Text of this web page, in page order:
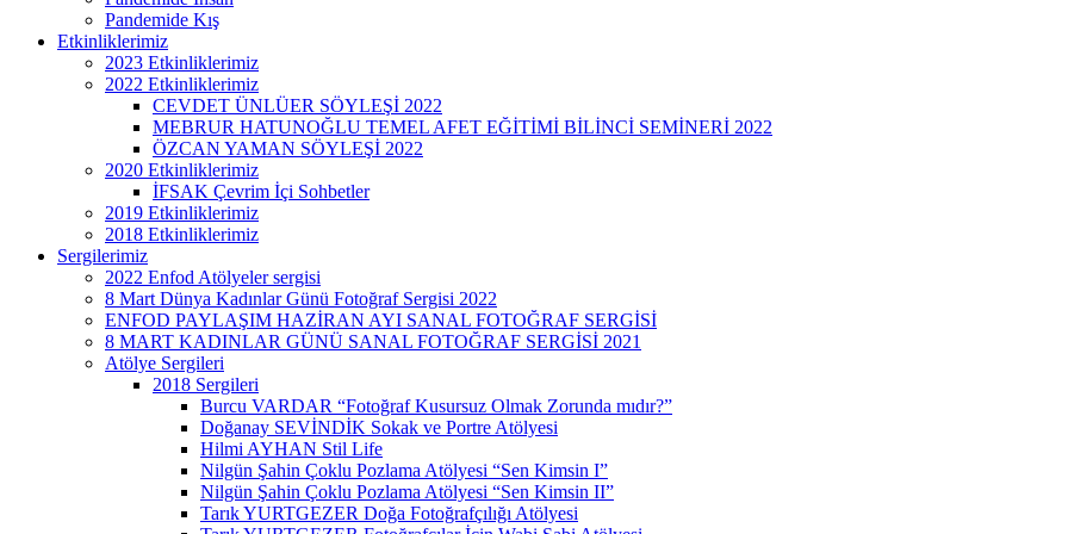
Pandemide Kış
Etkinliklerimiz
2023 Etkinliklerimiz
2022 Etkinliklerimiz
CEVDET ÜNLÜER SÖYLEŞİ 2022
MEBRUR HATUNOĞLU TEMEL AFET EĞİTİMİ BİLİNCİ SEMİNERİ 2022
ÖZCAN YAMAN SÖYLEŞİ 2022
2020 Etkinliklerimiz
İFSAK Çevrim İçi Sohbetler
2019 Etkinliklerimiz
2018 Etkinliklerimiz
Sergilerimiz
2022 Enfod Atölyeler sergisi
8 Mart Dünya Kadınlar Günü Fotoğraf Sergisi 2022
ENFOD PAYLAŞIM HAZİRAN AYI SANAL FOTOĞRAF SERGİSİ
8 MART KADINLAR GÜNÜ SANAL FOTOĞRAF SERGİSİ 2021
Atölye Sergileri
2018 Sergileri
Burcu VARDAR “Fotoğraf Kusursuz Olmak Zorunda mıdır?”
Doğanay SEVİNDİK Sokak ve Portre Atölyesi
Hilmi AYHAN Stil Life
Nilgün Şahin Çoklu Pozlama Atölyesi “Sen Kimsin I”
Nilgün Şahin Çoklu Pozlama Atölyesi “Sen Kimsin II”
Tarık YURTGEZER Doğa Fotoğrafçılığı Atölyesi